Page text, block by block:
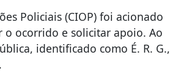
Policiais (CIOP) foi acionado
ocorrido e solicitar apoio. Ao
identificado como É. R. G.,